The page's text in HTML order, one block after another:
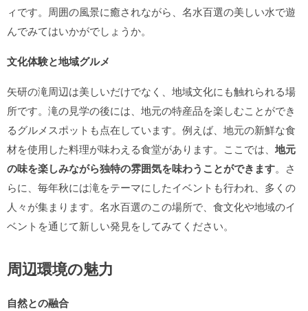
ィです。周囲の風景に癒されながら、名水百選の美しい水で遊
んでみてはいかがでしょうか。
文化体験と地域グルメ
矢研の滝周辺は美しいだけでなく、地域文化にも触れられる場
所です。滝の見学の後には、地元の特産品を楽しむことができ
るグルメスポットも点在しています。例えば、地元の新鮮な食
材を使用した料理が味わえる食堂があります。ここでは、 地元
の味を楽しみながら独特の雰囲気を味わうことができます。さ
らに、毎年秋には滝をテーマにしたイベントも行われ、多くの
人々が集まります。名水百選のこの場所で、食文化や地域のイ
ベントを通じて新しい発見をしてみてください。
周辺環境の魅力
自然との融合